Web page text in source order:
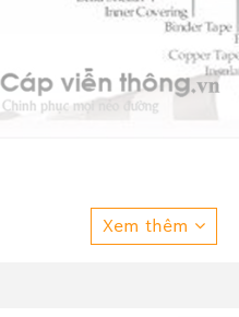
ngầm DSTA 3x120
Xem thêm